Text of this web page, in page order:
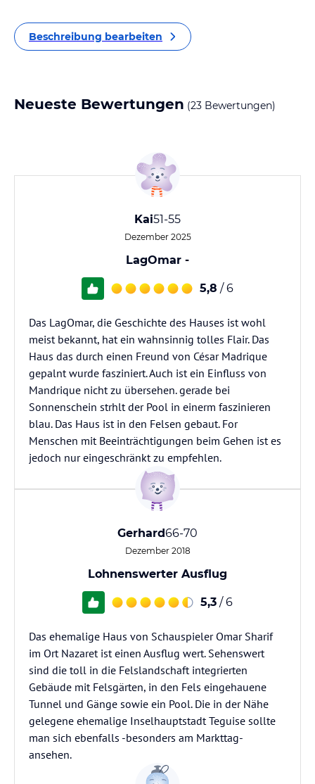
Beschreibung bearbeiten
Neueste Bewertungen (23 Bewertungen)
Kai51-55
Dezember 2025
LagOmar -
5,8 / 6
Das LagOmar, die Geschichte des Hauses ist wohl
meist bekannt, hat ein wahnsinnig tolles Flair. Das
Haus das durch einen Freund von César Madrique
gepalnt wurde fasziniert. Auch ist ein Einfluss von
Mandrique nicht zu übersehen. gerade bei
Sonnenschein strhlt der Pool in einerm faszinieren
blau. Das Haus ist in den Felsen gebaut. For
Menschen mit Beeinträchtigungen beim Gehen ist es
jedoch nur eingeschränkt zu empfehlen.
Gerhard66-70
Dezember 2018
Lohnenswerter Ausflug
5,3 / 6
Das ehemalige Haus von Schauspieler Omar Sharif
im Ort Nazaret ist einen Ausflug wert. Sehenswert
sind die toll in die Felslandschaft integrierten
Gebäude mit Felsgärten, in den Fels eingehauene
Tunnel und Gänge sowie ein Pool. Die in der Nähe
gelegene ehemalige Inselhauptstadt Teguise sollte
man sich ebenfalls -besonders am Markttag-
ansehen.